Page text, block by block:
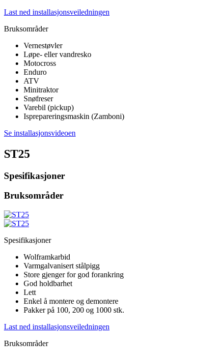
Last ned installasjonsveiledningen
Bruksområder
Vernestøvler
Løpe- eller vandresko
Motocross
Enduro
ATV
Minitraktor
Snøfreser
Varebil (pickup)
Isprepareringsmaskin (Zamboni)
Se installasjonsvideoen
ST25
Spesifikasjoner
Bruksområder
Spesifikasjoner
Wolframkarbid
Varmgalvanisert stålpigg
Store gjenger for god forankring
God holdbarhet
Lett
Enkel å montere og demontere
Pakker på 100, 200 og 1000 stk.
Last ned installasjonsveiledningen
Bruksområder